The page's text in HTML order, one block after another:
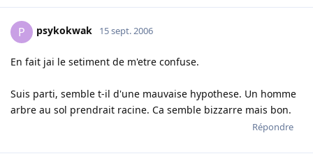
P psykokwak 15 sept. 2006
En fait jai le setiment de m'etre confuse.
Suis parti, semble t-il d'une mauvaise hypothese. Un homme
arbre au sol prendrait racine. Ca semble bizzarre mais bon.
Répondre